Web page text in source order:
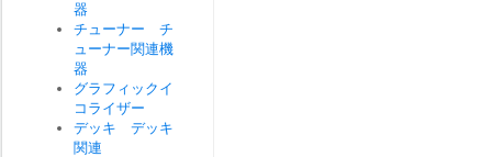
器
チューナー チ
ューナー関連機
器
グラフィックイ
コライザー
デッキ デッキ
関連